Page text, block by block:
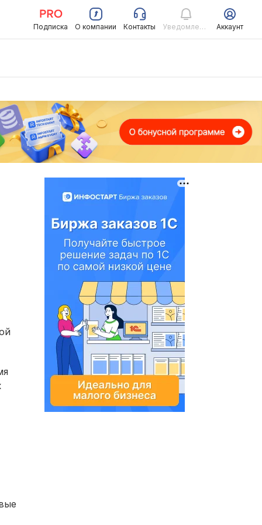
Подписка О компании Контакты Уведомления Аккаунт